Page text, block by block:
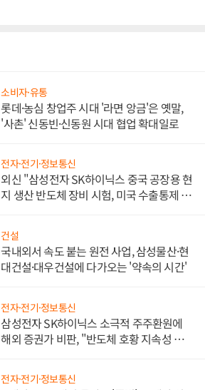
소비자·유통
롯데·농심 창업주 시대 '라면 앙금'은 옛말,
'사촌' 신동빈·신동원 시대 협업 확대일로
전자·전기·정보통신
외신 "삼성전자 SK하이닉스 중국 공장용 현
지 생산 반도체 장비 시험, 미국 수출통제 대
건설
국내외서 속도 붙는 원전 사업, 삼성물산·현
대건설·대우건설에 다가오는 '약속의 시간'
전자·전기·정보통신
삼성전자 SK하이닉스 소극적 주주환원에
해외 증권가 비판, "반도체 호황 지속성 의
전자·전기·정보통신